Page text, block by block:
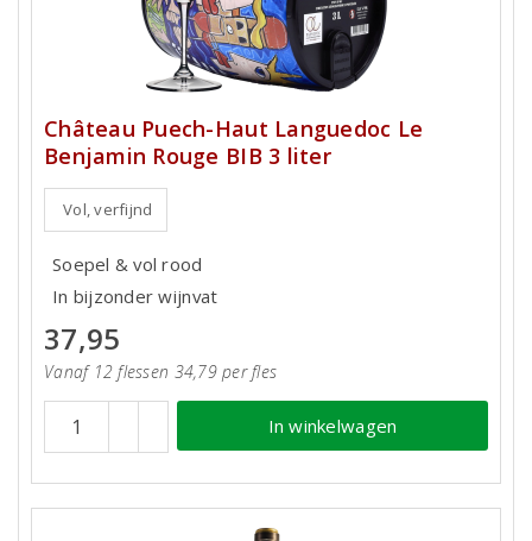
Château Puech-Haut Languedoc Le
Benjamin Rouge BIB 3 liter
Vol, verfijnd
Soepel & vol rood
In bijzonder wijnvat
37,95
Vanaf 12 flessen 34,79 per fles
In winkelwagen